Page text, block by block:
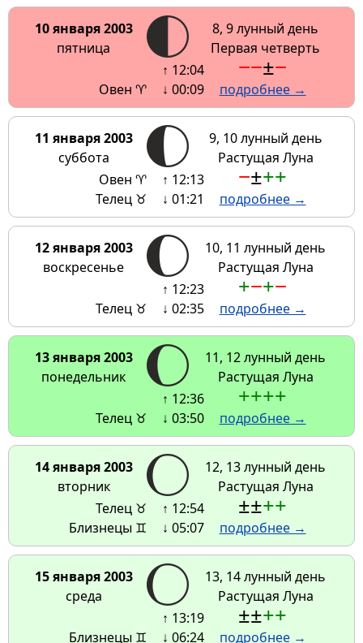
10 января 2003
пятница
8, 9 лунный день
Первая четверть
Овен ♈
↑ 12:04
↓ 00:09
−−±−
подробнее →
11 января 2003
суббота
9, 10 лунный день
Растущая Луна
Овен ♈
Телец ♉
↑ 12:13
↓ 01:21
−±++
подробнее →
12 января 2003
воскресенье
10, 11 лунный день
Растущая Луна
Телец ♉
↑ 12:23
↓ 02:35
+−+−
подробнее →
13 января 2003
понедельник
11, 12 лунный день
Растущая Луна
Телец ♉
↑ 12:36
↓ 03:50
++++
подробнее →
14 января 2003
вторник
12, 13 лунный день
Растущая Луна
Телец ♉
Близнецы ♊
↑ 12:54
↓ 05:07
±±++
подробнее →
15 января 2003
среда
13, 14 лунный день
Растущая Луна
Близнецы ♊
↑ 13:19
↓ 06:24
±±++
подробнее →